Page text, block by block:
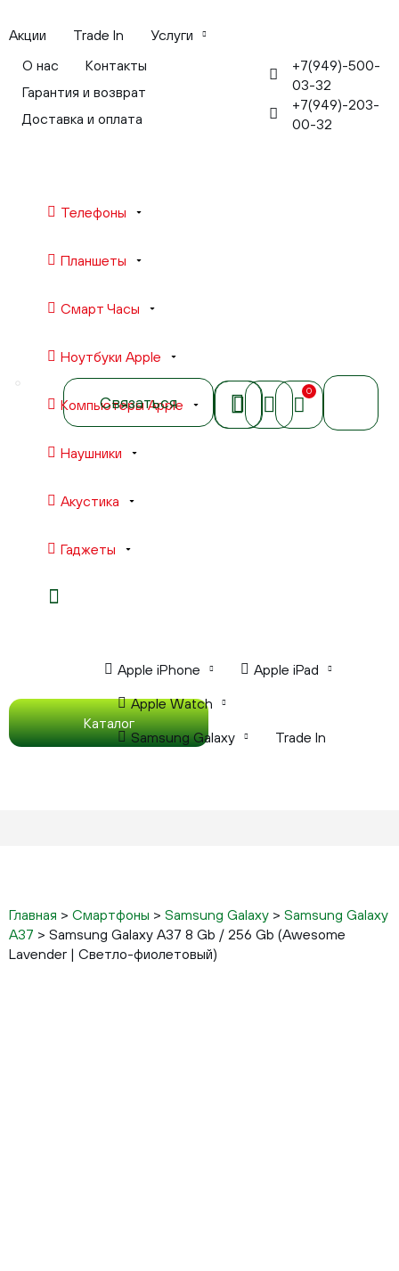
Акции Trade In
Услуги
О нас
Контакты
Гарантия и возврат
Доставка и оплата
+7(949)-500-
03-32
+7(949)-203-
00-32
Телефоны
Планшеты
Смарт Часы
Ноутбуки Apple
Компьютеры Apple
Наушники
Акустика
Гаджеты
Связаться
0
Каталог
Apple iPhone Apple iPad
Apple Watch
Samsung Galaxy Trade In
Главная > Смартфоны > Samsung Galaxy > Samsung Galaxy
A37 > Samsung Galaxy A37 8 Gb / 256 Gb (Awesome
Lavender | Светло-фиолетовый)